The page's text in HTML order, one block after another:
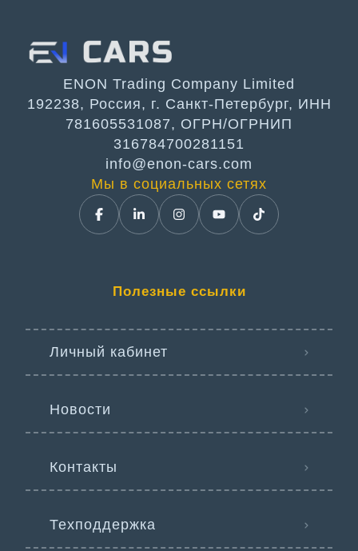
ENON Trading Company Limited
192238, Россия, г. Санкт-Петербург, ИНН
781605531087, ОГРН/ОГРНИП
316784700281151
info@enon-cars.com
Мы в социальных сетях
Полезные ссылки
Личный кабинет
Новости
Контакты
Техподдержка